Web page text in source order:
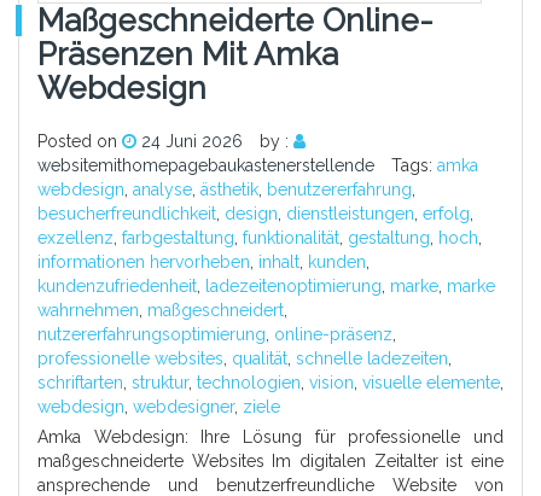
Maßgeschneiderte Online-
Präsenzen Mit Amka
Webdesign
Posted on 24 Juni 2026
by :
websitemithomepagebaukastenerstellende
Tags: amka
webdesign analyse ästhetik benutzererfahrung
besucherfreundlichkeit design dienstleistungen erfolg
exzellenz farbgestaltung funktionalität gestaltung hoch
informationen hervorheben inhalt kunden
kundenzufriedenheit
ladezeitenoptimierung marke marke
wahrnehmen maßgeschneidert
nutzererfahrungsoptimierung online-präsenz
professionelle websites qualität schnelle ladezeiten
schriftarten struktur, technologien vision visuelle elemente
webdesign webdesigner, ziele
Amka Webdesign: Ihre Lösung für professionelle und
maßgeschneiderte Websites Im digitalen Zeitalter ist eine
ansprechende und benutzerfreundliche Website von